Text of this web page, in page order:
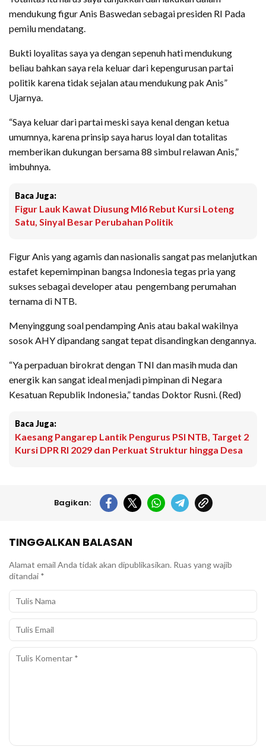
mendukung figur Anis Baswedan sebagai presiden RI Pada
pemilu mendatang.
Bukti loyalitas saya ya dengan sepenuh hati mendukung
beliau bahkan saya rela keluar dari kepengurusan partai
politik karena tidak sejalan atau mendukung pak Anis”
Ujarnya.
“Saya keluar dari partai meski saya kenal dengan ketua
umumnya, karena prinsip saya harus loyal dan totalitas
memberikan dukungan bersama 88 simbul relawan Anis,”
imbuhnya.
Baca Juga:
Figur Lauk Kawat Diusung MI6 Rebut Kursi Loteng
Satu, Sinyal Besar Perubahan Politik
Figur Anis yang agamis dan nasionalis sangat pas melanjutkan
estafet kepemimpinan bangsa Indonesia tegas pria yang
sukses sebagai developer atau pengembang perumahan
ternama di NTB.
Menyinggung soal pendamping Anis atau bakal wakilnya
sosok AHY dipandang sangat tepat disandingkan dengannya.
“Ya perpaduan birokrat dengan TNI dan masih muda dan
energik kan sangat ideal menjadi pimpinan di Negara
Kesatuan Republik Indonesia,” tandas Doktor Rusni. (Red)
Baca Juga:
Kaesang Pangarep Lantik Pengurus PSI NTB, Target 2
Kursi DPR RI 2029 dan Perkuat Struktur hingga Desa
Bagikan:
TINGGALKAN BALASAN
Alamat email Anda tidak akan dipublikasikan. Ruas yang wajib
ditandai *